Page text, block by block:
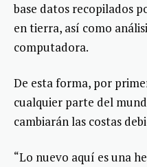
base datos recopilados
en tierra, así como
computadora.
De esta forma, por
cualquier parte del
cambiarán las costas
“Lo nuevo aquí es una